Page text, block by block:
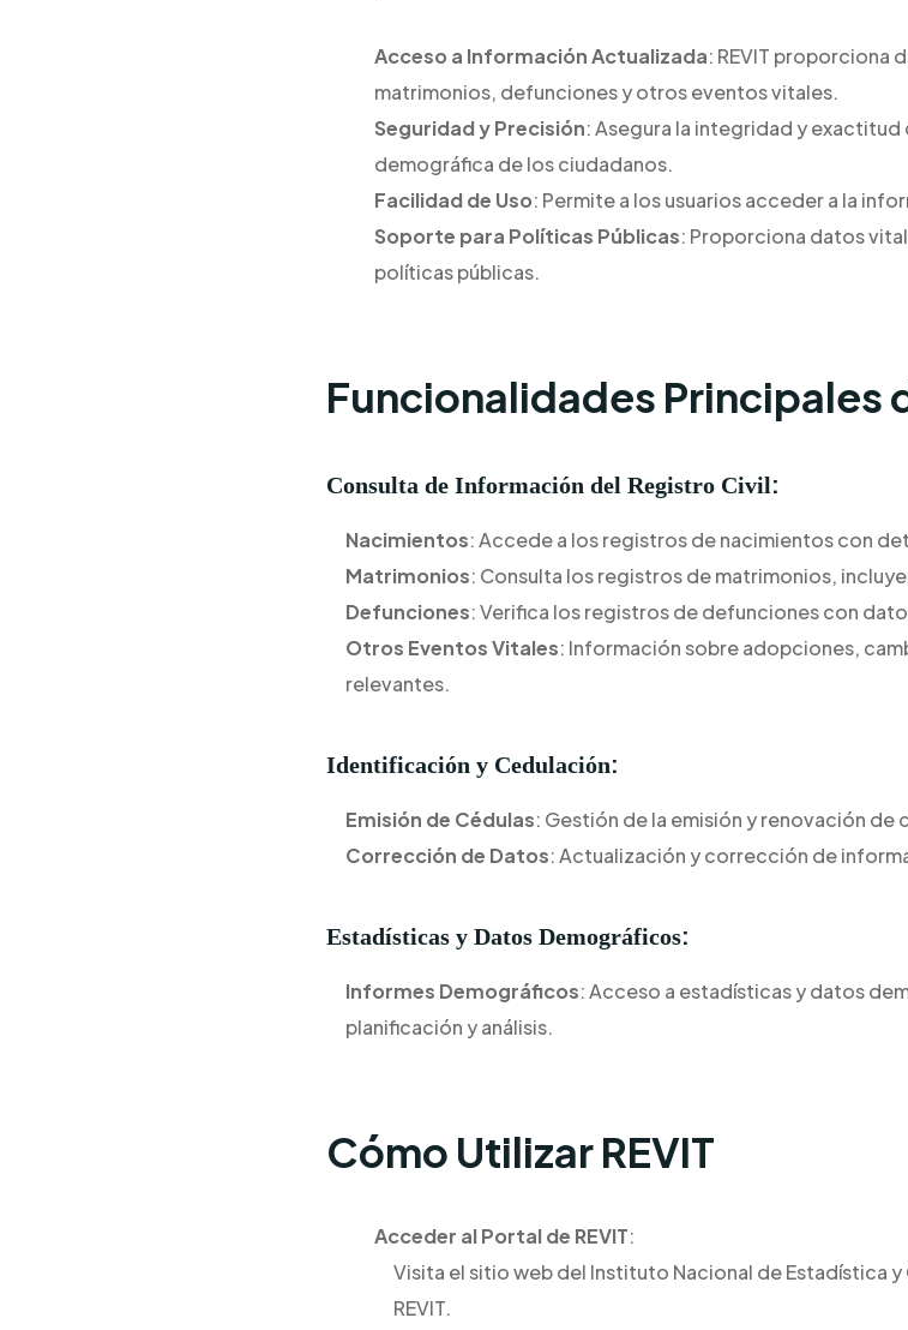
Acceso a Información Actualizada: REVIT proporciona
matrimonios, defunciones y otros eventos vitales.
Seguridad y Precisión: Asegura la integridad y
demográfica de los ciudadanos.
Facilidad de Uso: Permite a los usuarios acceder a la
Soporte para Políticas Públicas: Proporciona datos
políticas públicas.
Funcionalidades Principales
Consulta de Información del Registro Civil:
Nacimientos: Accede a los registros de nacimientos con
Matrimonios: Consulta los registros de matrimonios,
Defunciones: Verifica los registros de defunciones con
Otros Eventos Vitales: Información sobre adopciones,
relevantes.
Identificación y Cedulación:
Emisión de Cédulas: Gestión de la emisión y renovación de
Corrección de Datos: Actualización y corrección de
Estadísticas y Datos Demográficos:
Informes Demográficos: Acceso a estadísticas y datos
planificación y análisis.
Cómo Utilizar REVIT
Acceder al Portal de REVIT:
Visita el sitio web del Instituto Nacional de Estadística y
REVIT.